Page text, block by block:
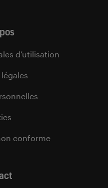
d’utilisation
conforme